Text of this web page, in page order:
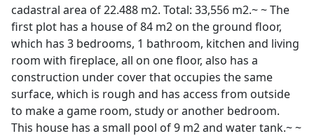
cadastral area of 22.488 m2. Total: 33,556 m2.~ ~ The
first plot has a house of 84 m2 on the ground floor,
which has 3 bedrooms, 1 bathroom, kitchen and living
room with fireplace, all on one floor, also has a
construction under cover that occupies the same
surface, which is rough and has access from outside
to make a game room, study or another bedroom.
This house has a small pool of 9 m2 and water tank.~ ~